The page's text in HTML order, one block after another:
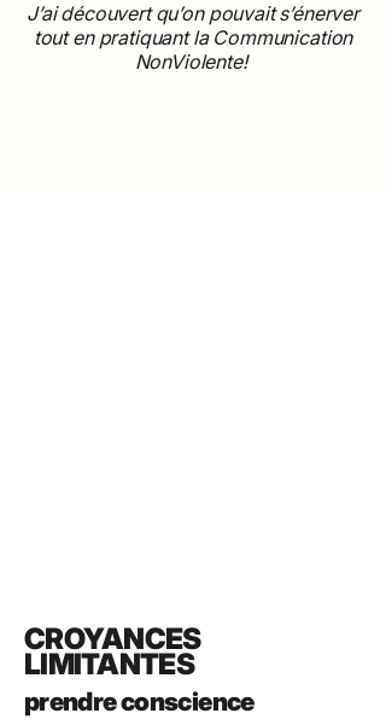
J’ai découvert qu’on pouvait s’énerver
tout en pratiquant la Communication
NonViolente!
CROYANCES
LIMITANTES
prendre conscience